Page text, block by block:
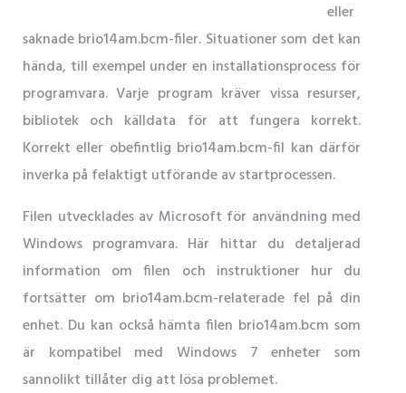
eller
saknade brio14am.bcm-filer. Situationer som det kan
hända, till exempel under en installationsprocess för
programvara. Varje program kräver vissa resurser,
bibliotek och källdata för att fungera korrekt.
Korrekt eller obefintlig brio14am.bcm-fil kan därför
inverka på felaktigt utförande av startprocessen.
Filen utvecklades av Microsoft för användning med
Windows programvara. Här hittar du detaljerad
information om filen och instruktioner hur du
fortsätter om brio14am.bcm-relaterade fel på din
enhet. Du kan också hämta filen brio14am.bcm som
är kompatibel med Windows 7 enheter som
sannolikt tillåter dig att lösa problemet.